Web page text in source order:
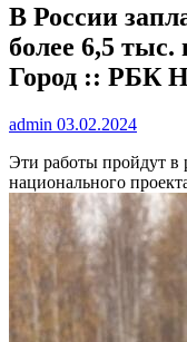
В России
более 6,5 тыс.
Город :: РБК
admin 03.02.2024
Эти работы пройдут в
национального